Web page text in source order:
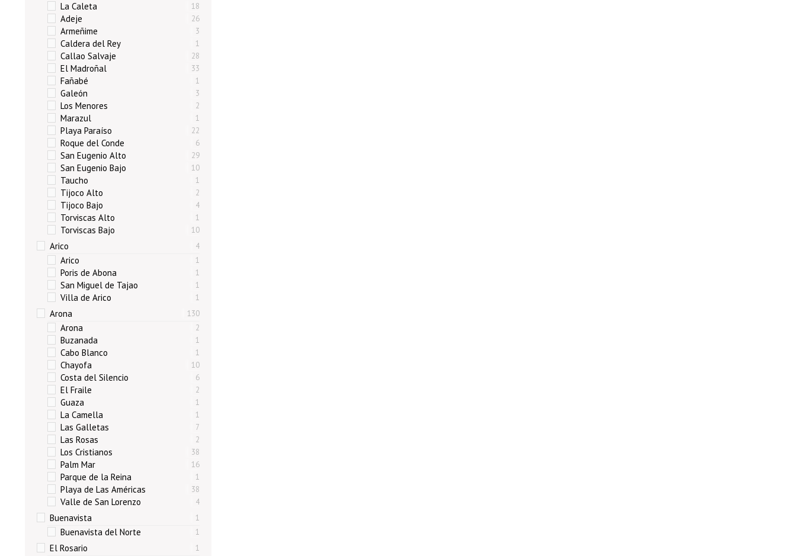
La Caleta 18
Adeje 26
Armeñime 3
Caldera del Rey 1
Callao Salvaje 28
El Madroñal 33
Fañabé 1
Galeón 3
Los Menores 2
Marazul 1
Playa Paraíso 22
Roque del Conde 6
San Eugenio Alto 29
San Eugenio Bajo 10
Taucho 1
Tijoco Alto 2
Tijoco Bajo 4
Torviscas Alto 1
Torviscas Bajo 10
Arico 4
Arico 1
Poris de Abona 1
San Miguel de Tajao 1
Villa de Arico 1
Arona 130
Arona 2
Buzanada 1
Cabo Blanco 1
Chayofa 10
Costa del Silencio 6
El Fraile 2
Guaza 1
La Camella 1
Las Galletas 7
Las Rosas 2
Los Cristianos 38
Palm Mar 16
Parque de la Reina 1
Playa de Las Américas 38
Valle de San Lorenzo 4
Buenavista 1
Buenavista del Norte 1
El Rosario 1